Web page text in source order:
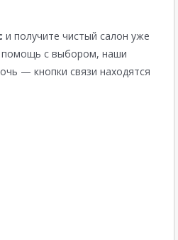
и получите чистый салон уже
помощь с выбором, наши
— кнопки связи находятся